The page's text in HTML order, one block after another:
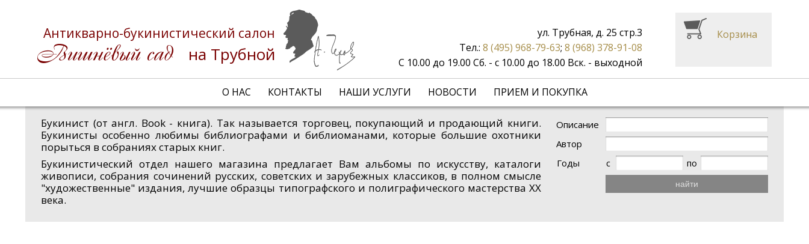
Антикварно-букинистический салон
на Трубной
О НАС КОНТАКТЫ НАШИ УСЛУГИ НОВОСТИ ПРИЕМ И ПОКУПКА
ул. Трубная, д. 25 стр.3
Тел.: 8 (495) 968-79-63; 8 (968) 378-91-08
С 10.00 до 19.00 Сб. - с 10.00 до 18.00 Вск. - выходной
Корзина
Описание
Автор
Годы
с по
найти
Букинист (от англ. Book - книга). Так называется торговец, покупающий и продающий книги.
Букинисты особенно любимы библиографами и библиоманами, которые большие охотники
порыться в собраниях старых книг.
Букинистический отдел нашего магазина предлагает Вам альбомы по искусству, каталоги
живописи, собрания сочинений русских, советских и зарубежных классиков, в полном смысле
"художественные" издания, лучшие образцы типографского и полиграфического мастерства XX
века.